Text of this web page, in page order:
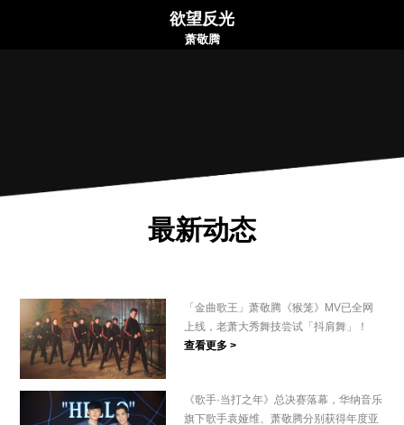
欲望反光
萧敬腾
最新动态
「金曲歌王」萧敬腾《猴笼》MV已全网
上线，老萧大秀舞技尝试「抖肩舞」！
查看更多 >
《歌手·当打之年》总决赛落幕，华纳音乐
旗下歌手袁娅维、萧敬腾分别获得年度亚